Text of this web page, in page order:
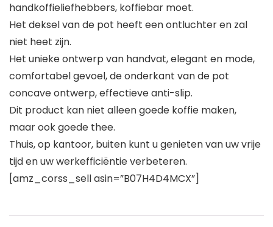
handkoffieliefhebbers, koffiebar moet.
Het deksel van de pot heeft een ontluchter en zal
niet heet zijn.
Het unieke ontwerp van handvat, elegant en mode,
comfortabel gevoel, de onderkant van de pot
concave ontwerp, effectieve anti-slip.
Dit product kan niet alleen goede koffie maken,
maar ook goede thee.
Thuis, op kantoor, buiten kunt u genieten van uw vrije
tijd en uw werkefficiëntie verbeteren.
[amz_corss_sell asin=”B07H4D4MCX”]